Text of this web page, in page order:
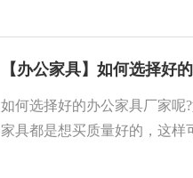
【办公家具】如何选择好
如何选择好的办公家具厂家呢
家具都是想买质量好的，这样